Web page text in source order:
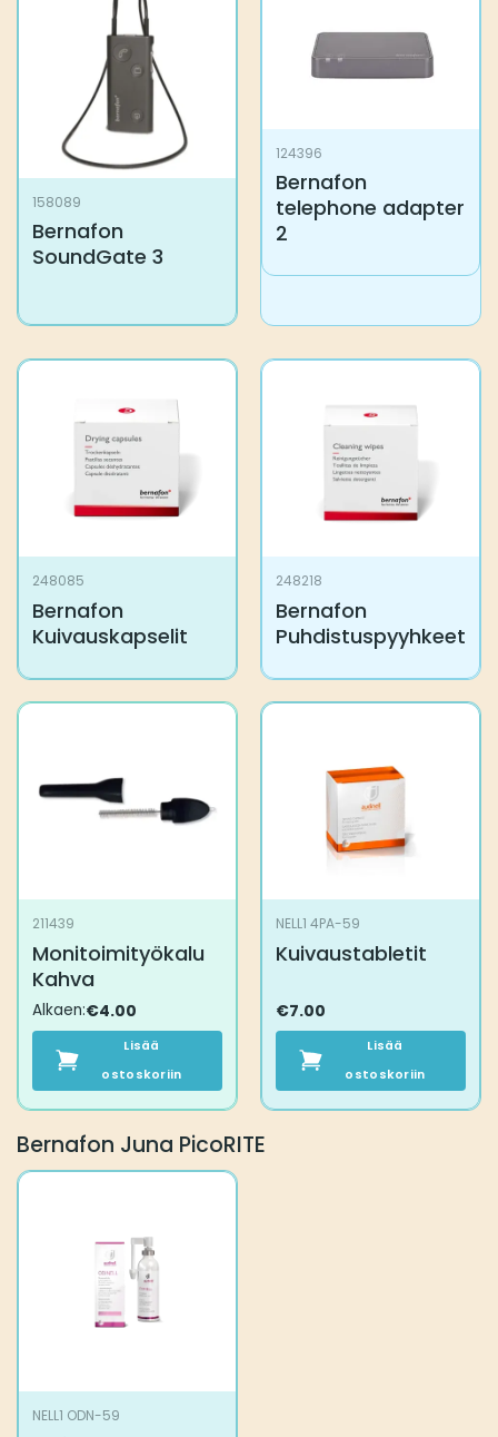
muunnelma.
valinnat
tuotteen
sivulla.
158089
Bernafon
SoundGate 3
124396
Bernafon
telephone adapter
2
248085
Bernafon
Kuivauskapselit
248218
Bernafon
Puhdistuspyyhkeet
211439
Monitoimityökalu
Kahva
Alkaen:€4.00
Lisää
ostoskoriin
NELL1 4PA-59
Kuivaustabletit
€7.00
Lisää
ostoskoriin
Bernafon Juna PicoRITE
NELL1 ODN-59